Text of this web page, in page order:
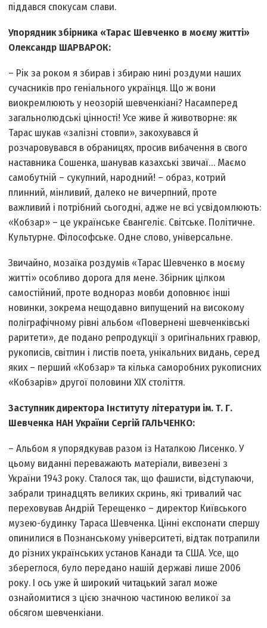
піддався спокусам слави.
Упорядник збірника «Тарас Шевченко в моєму житті»
Олександр ШАРВАРОК:
– Рік за роком я збирав і збираю нині роздуми наших
сучасників про геніального українця. Що ж вони
виокремлюють у неозорій шевченкіані? Насамперед
загальнолюдські цінності! Усе живе й животворне: як
Тарас шукав «залізні стовпи», закохувався й
розчаровувався в обраницях, просив вибачення в свого
наставника Сошенка, шанував казахські звичаї… Маємо
самобутній – сукупний, народний! – образ, котрий
плинний, мінливий, далеко не вичерпний, проте
важливий і потрібний сьогодні, адже не всі усвідомлюють:
«Кобзар» – це українське Євангеліє. Світське. Політичне.
Культурне. Філософське. Одне слово, універсальне.
Звичайно, мозаїка роздумів «Тарас Шевченко в моєму
житті» особливо дорога для мене. Збірник цілком
самостійний, проте воднораз мовби доповнює інші
новинки, зокрема нещодавно випущений на високому
поліграфічному рівні альбом «Повернені шевченківські
раритети», де подано репродукції з оригінальних гравюр,
рукописів, світлин і листів поета, унікальних видань, серед
яких – перший «Кобзар» та кілька саморобних рукописних
«Кобзарів» другої половини ХІХ століття.
Заступник директора Інституту літератури ім. Т. Г.
Шевченка НАН України Сергій ГАЛЬЧЕНКО:
– Альбом я упорядкував разом із Наталкою Лисенко. У
цьому виданні переважають матеріали, вивезені з
України 1943 року. Сталося так, що фашисти, відступаючи,
забрали тринадцять великих скринь, які тривалий час
переховував Андрій Терещенко – директор Київського
музею-будинку Тараса Шевченка. Цінні експонати спершу
опинилися в Познанському університеті, відтак потрапили
до різних українських установ Канади та США. Усе, що
збереглося, було передано нашій державі лише 2006
року. І ось уже й широкий читацький загал може
ознайомитися з цією значною частиною великої за
обсягом шевченкіани.